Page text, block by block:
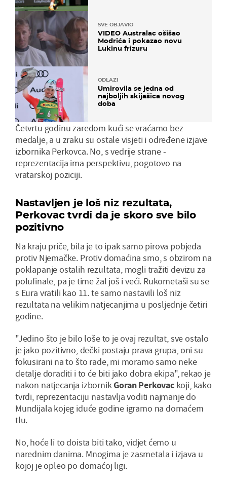
SVE OBJAVIO
VIDEO Australac ošišao
Modrića i pokazao novu
Lukinu frizuru
ODLAZI
Umirovila se jedna od
najboljih skijašica novog
doba
Četvrtu godinu zaredom kući se vraćamo bez
medalje, a u zraku su ostale visjeti i određene izjave
izbornika Perkovca. No, s vedrije strane -
reprezentacija ima perspektivu, pogotovo na
vratarskoj poziciji.
Nastavljen je loš niz rezultata,
Perkovac tvrdi da je skoro sve bilo
pozitivno
Na kraju priče, bila je to ipak samo pirova pobjeda
protiv Njemačke. Protiv domaćina smo, s obzirom na
poklapanje ostalih rezultata, mogli tražiti devizu za
polufinale, pa je time žal još i veći. Rukometaši su se
s Eura vratili kao 11. te samo nastavili loš niz
rezultata na velikim natjecanjima u posljednje četiri
godine.
"Jedino što je bilo loše to je ovaj rezultat, sve ostalo
je jako pozitivno, dečki postaju prava grupa, oni su
fokusirani na to što rade, mi moramo samo neke
detalje doraditi i to će biti jako dobra ekipa", rekao je
nakon natjecanja izbornikGoran Perkovackoji, kako
tvrdi, reprezentaciju nastavlja voditi najmanje do
Mundijala kojeg iduće godine igramo na domaćem
tlu.
No, hoće li to doista biti tako, vidjet ćemo u
narednim danima. Mnogima je zasmetala i izjava u
kojoj je opleo po domaćoj ligi.